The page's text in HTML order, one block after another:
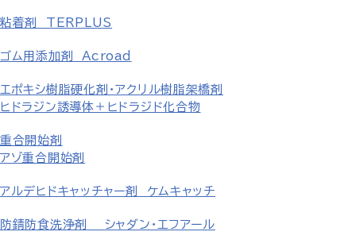
粘着剤 TERPLUS
ゴム用添加剤 Acroad
エポキシ樹脂硬化剤・アクリル樹脂架橋剤
ヒドラジン誘導体＋ヒドラジド化合物
重合開始剤
アゾ重合開始剤
アルデヒドキャッチャー剤 ケムキャッチ
防錆防食洗浄剤 シャダン・エフアール